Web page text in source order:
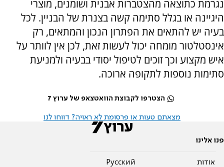
נגרמת כתוצאה מהצטברות אבנית ושומנים, מוצרי
היגיינה או בגלל סתימה קשה בצנרת של הבניין. לכל
בעיה יש להתאים את הפתרון הנכון והמתאים, רק
אינסטלטור מומחה יכול לעשות זאת, לכן אין לוותר על
איש מקצוע וכך זוכים לטיפול יסודי בבעיה ולמניעת
סתימות נוספות לתקופה ארוכה.
הצטרפו לקבוצת הוואטצאפ של ערוץ 7
מצאתם טעות או פרסומת לא ראויה? דווחו לנו
פנו אלינו
אודות
Pусский